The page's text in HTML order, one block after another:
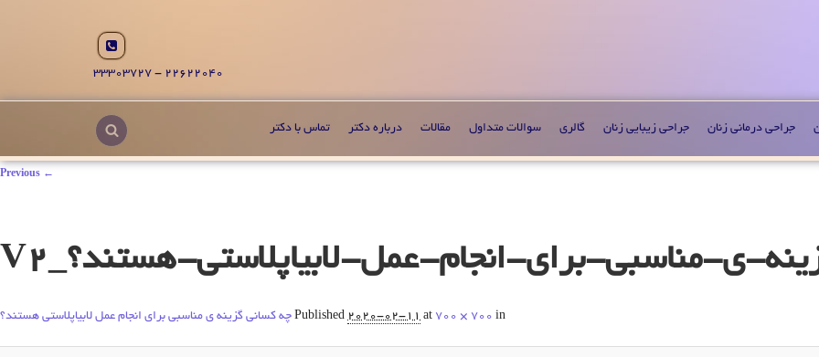
22622040 - 33303727
جراحی درمانی زنان جراحی زیبایی زنان گالری سوالات متداول مقالات درباره دکتر تماس با دکتر
← Previous
Published 2020-02-11 at 700 × 700 in چه کسانی گزینه ی مناسبی برای انجام عمل لابیاپلاستی هستند؟